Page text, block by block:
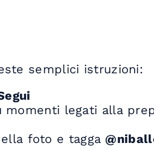
semplici istruzioni:
legati alla
foto e tagga